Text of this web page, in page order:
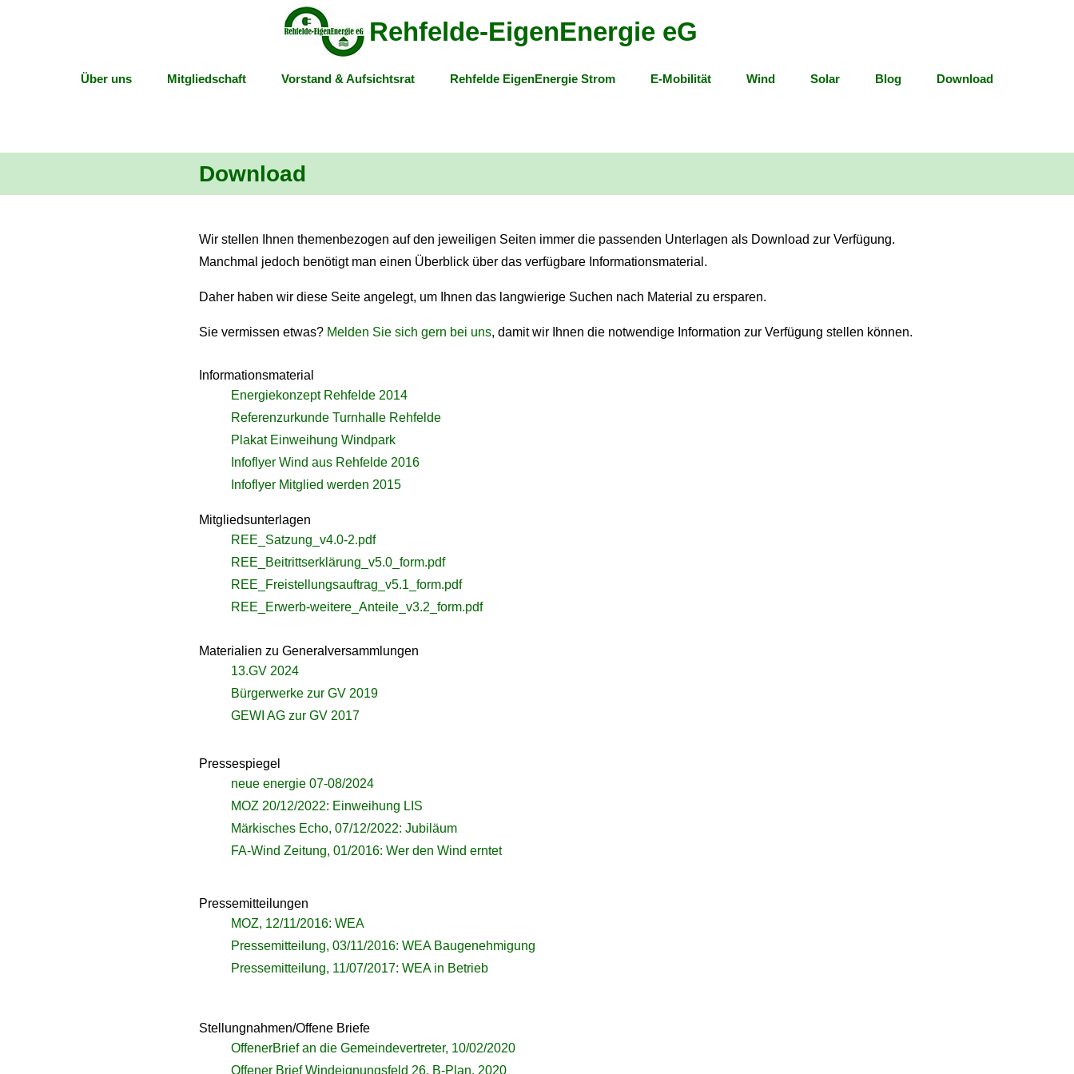
Rehfelde-EigenEnergie eG
Über uns Mitgliedschaft Vorstand & Aufsichtsrat Rehfelde EigenEnergie Strom E-Mobilität Wind Solar Blog Download
Download
Wir stellen Ihnen themenbezogen auf den jeweiligen Seiten immer die passenden Unterlagen als Download zur Verfügung.
Manchmal jedoch benötigt man einen Überblick über das verfügbare Informationsmaterial.
Daher haben wir diese Seite angelegt, um Ihnen das langwierige Suchen nach Material zu ersparen.
Sie vermissen etwas? Melden Sie sich gern bei uns, damit wir Ihnen die notwendige Information zur Verfügung stellen können.
Informationsmaterial
Energiekonzept Rehfelde 2014
Referenzurkunde Turnhalle Rehfelde
Plakat Einweihung Windpark
Infoflyer Wind aus Rehfelde 2016
Infoflyer Mitglied werden 2015
Mitgliedsunterlagen
REE_Satzung_v4.0-2.pdf
REE_Beitrittserklärung_v5.0_form.pdf
REE_Freistellungsauftrag_v5.1_form.pdf
REE_Erwerb-weitere_Anteile_v3.2_form.pdf
Materialien zu Generalversammlungen
13.GV 2024
Bürgerwerke zur GV 2019
GEWI AG zur GV 2017
Pressespiegel
neue energie 07-08/2024
MOZ 20/12/2022: Einweihung LIS
Märkisches Echo, 07/12/2022: Jubiläum
FA-Wind Zeitung, 01/2016: Wer den Wind erntet
Pressemitteilungen
MOZ, 12/11/2016: WEA
Pressemitteilung, 03/11/2016: WEA Baugenehmigung
Pressemitteilung, 11/07/2017: WEA in Betrieb
Stellungnahmen/Offene Briefe
OffenerBrief an die Gemeindevertreter, 10/02/2020
Offener Brief Windeignungsfeld 26, B-Plan, 2020